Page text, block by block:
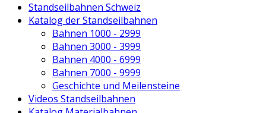
Standseilbahnen Schweiz
Katalog der Standseilbahnen
Bahnen 1000 - 2999
Bahnen 3000 - 3999
Bahnen 4000 - 6999
Bahnen 7000 - 9999
Geschichte und Meilensteine
Videos Standseilbahnen